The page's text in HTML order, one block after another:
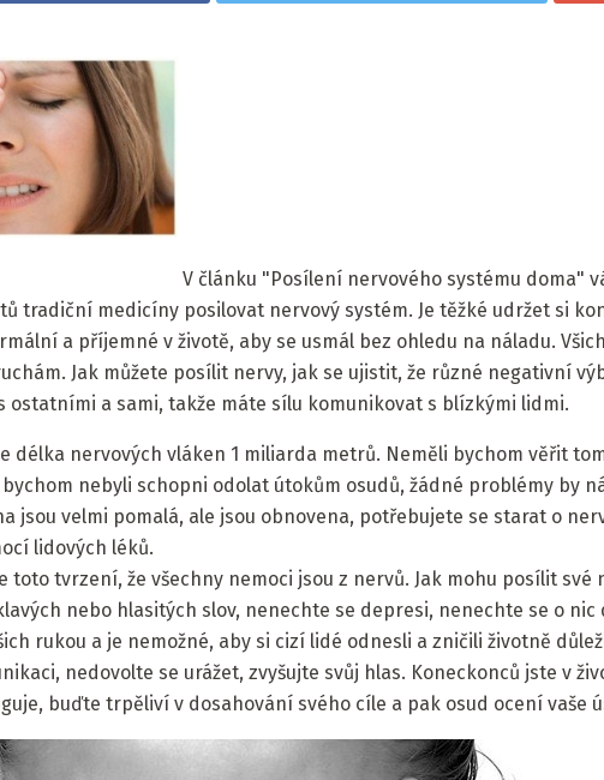
V článku "Posílení nervového systému doma"
tradiční medicíny posilovat nervový systém. Je těžké udržet si
a příjemné v životě, aby se usmál bez ohledu na náladu.
Jak můžete posílit nervy, jak se ujistit, že různé negativní
ostatními a sami, takže máte sílu komunikovat s blízkými lidmi.
délka nervových vláken 1 miliarda metrů. Neměli bychom věřit
nebyli schopni odolat útokům osudů, žádné problémy by
jsou velmi pomalá, ale jsou obnovena, potřebujete se starat o
lidových léků.
toto tvrzení, že všechny nemoci jsou z nervů. Jak mohu posílit své
nebo hlasitých slov, nenechte se depresi, nenechte se o nic
rukou a je nemožné, aby si cizí lidé odnesli a zničili životně
nedovolte se urážet, zvyšujte svůj hlas. Koneckonců jste v
buďte trpěliví v dosahování svého cíle a pak osud ocení vaše